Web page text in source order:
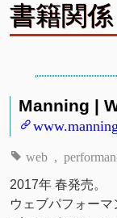
書籍関係
Manning |
web
2017年 春発売。
ウェブパフォーマ